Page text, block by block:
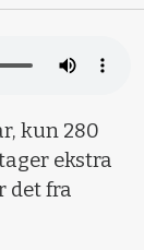
kun 280
ekstra
det fra